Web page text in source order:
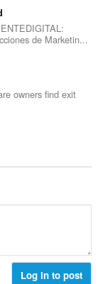
de Marketin...
owners find exit
Log in to post